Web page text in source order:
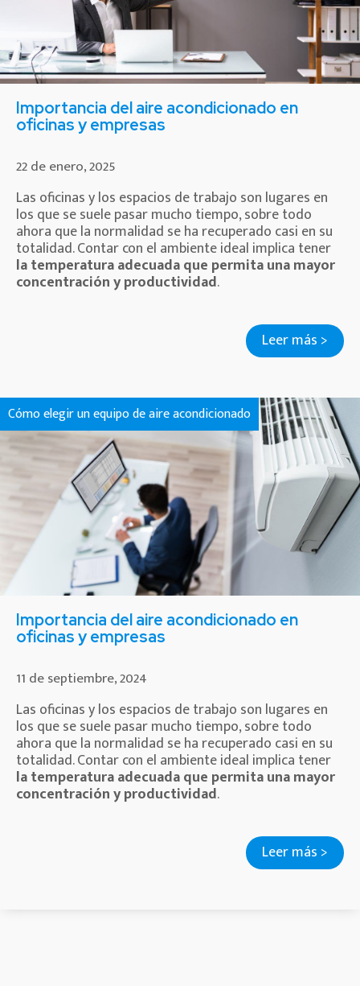
Importancia del aire acondicionado en
oficinas y empresas
22 de enero, 2025
Las oficinas y los espacios de trabajo son lugares en
los que se suele pasar mucho tiempo, sobre todo
ahora que la normalidad se ha recuperado casi en su
totalidad. Contar con el ambiente ideal implica tener
la temperatura adecuada que permita una mayor
concentración y productividad.
Leer más >
Cómo elegir un equipo de aire acondicionado
Importancia del aire acondicionado en
oficinas y empresas
11 de septiembre, 2024
Las oficinas y los espacios de trabajo son lugares en
los que se suele pasar mucho tiempo, sobre todo
ahora que la normalidad se ha recuperado casi en su
totalidad. Contar con el ambiente ideal implica tener
la temperatura adecuada que permita una mayor
concentración y productividad.
Leer más >